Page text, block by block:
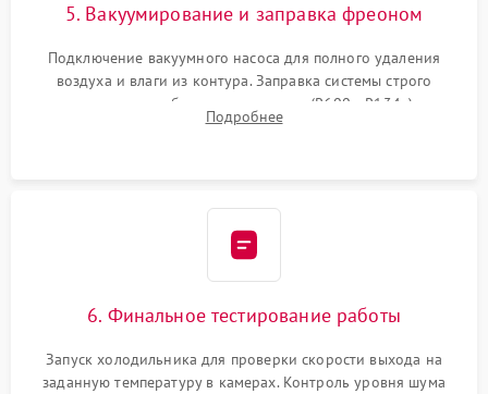
5. Вакуумирование и заправка фреоном
Подключение вакуумного насоса для полного удаления
воздуха и влаги из контура. Заправка системы строго
дозированным объемом хладагента (R600a, R134a) по
электронным весам. Контроль рабочего давления в системе.
Подробнее
6. Финальное тестирование работы
Запуск холодильника для проверки скорости выхода на
заданную температуру в камерах. Контроль уровня шума